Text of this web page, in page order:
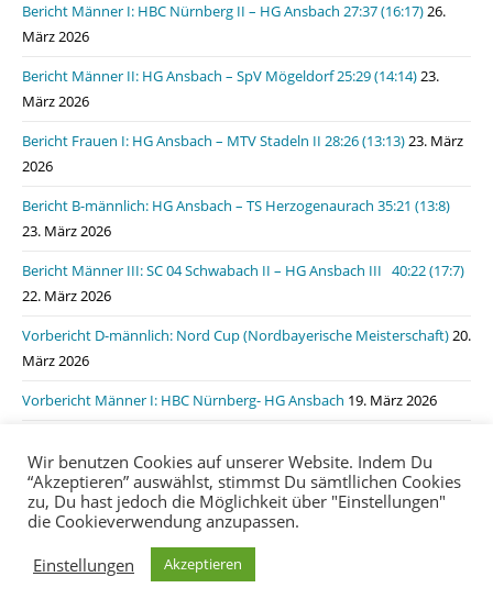
Bericht Männer I: HBC Nürnberg II – HG Ansbach 27:37 (16:17)26.
März 2026
Bericht Männer II: HG Ansbach – SpV Mögeldorf 25:29 (14:14)23.
März 2026
Bericht Frauen I: HG Ansbach – MTV Stadeln II 28:26 (13:13)23. März
2026
Bericht B-männlich: HG Ansbach – TS Herzogenaurach 35:21 (13:8)
23. März 2026
Bericht Männer III: SC 04 Schwabach II – HG Ansbach III 40:22 (17:7)
22. März 2026
Vorbericht D-männlich: Nord Cup (Nordbayerische Meisterschaft)20.
März 2026
Vorbericht Männer I: HBC Nürnberg- HG Ansbach 19. März 2026
19. März 2026
Impressum Datenschutzerklärung
Wir benutzen Cookies auf unserer Website. Indem Du
“Akzeptieren” auswählst, stimmst Du sämtllichen Cookies
zu, Du hast jedoch die Möglichkeit über "Einstellungen"
die Cookieverwendung anzupassen.
Einstellungen
Akzeptieren